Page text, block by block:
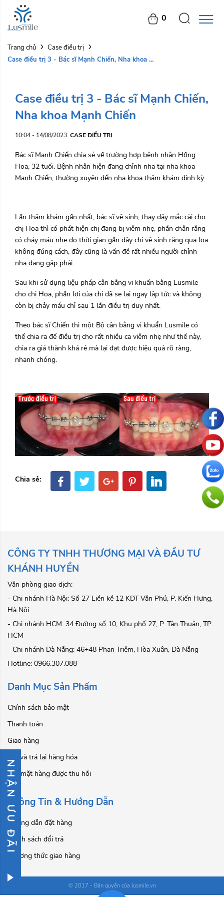
0
Trang chủ
Case điều trị
Case điều trị 3 - Bác sĩ Mạnh Chiến, Nha khoa ...
Case điều trị 3 - Bác sĩ Mạnh Chiến,
Nha khoa Mạnh Chiến
10:04 - 14/08/2023 CASE ĐIỀU TRỊ
Bác sĩ Mạnh Chiến chia sẻ về trường hợp bệnh nhân Hồng
Hoa, 32 tuổi. Bệnh nhân hiện đang chỉnh nha tại nha khoa
Mạnh Chiến, thường xuyên đến nha khoa thăm khám định kỳ.
Lần thăm khám gần nhất, bác sĩ vệ sinh, thay dây mắc cài cho
chị Hoa thì có phát hiện chị đang bị viêm nhẹ, phần chân răng
có chảy máu nhẹ do thời gian gần đây chị vệ sinh răng qua loa
không đúng cách, đây cũng là vấn đề rất nhiều người chỉnh
nha đang gặp phải.
Sau khi sử dụng liệu pháp cân bằng vi khuẩn bằng Lusmile
cho chị Hoa, phần lợi của chị đã se lại ngay lập tức và không
còn bị chảy máu chỉ sau 1 lần điều trị duy nhất.
Theo bác sĩ Chiến thì một Bộ cân bằng vi khuẩn Lusmile có
thể chia ra để điều trị cho rất nhiều ca viêm nhẹ như thế này,
chia ra giá thành khá rẻ mà lại đạt được hiệu quả rõ ràng,
nhanh chóng.
Chia sẻ:
CÔNG TY TNHH THƯƠNG MẠI VÀ ĐẦU TƯ
KHÁNH HUYỀN
Văn phòng giao dịch:
- Chi nhánh Hà Nội: Số 27 Liền kề 12 KĐT Văn Phú, P. Kiến Hưng,
Hà Nội
- Chi nhánh HCM: 34 Đường số 10, Khu phố 27, P. Tân Thuận, TP.
HCM
- Chi nhánh Đà Nẵng: 46+48 Phan Triêm, Hòa Xuân, Đà Nẵng
Hotline: 0966.307.088
Danh Mục Sản Phẩm
Chính sách bảo mật
Thanh toán
Giao hàng
Đổi và trả lại hàng hóa
Các mặt hàng được thu hồi
Thông Tin & Hướng Dẫn
Hướng dẫn đặt hàng
Chính sách đổi trả
Phương thức giao hàng
© 2017 - Bản quyền của lusmile.vn
NHẬN ƯU ĐÃI